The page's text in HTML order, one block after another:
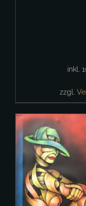
inkl.
zzgl.
IN DEN